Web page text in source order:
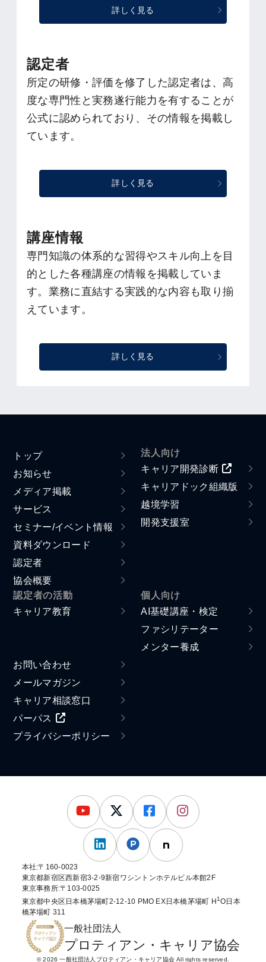
詳しく見る
認定者
所定の研修・評価を修了した認定者は、高
度な専門性と実務遂行能力を有することが
公式に認められており、その情報を掲載し
ています。
詳しく見る
講座情報
専門知識の体系的な習得やスキル向上を目
的とした各種講座の情報を掲載していま
す。業務に直結する実践的な内容も取り揃
えています。
詳しく見る
トップ
お知らせ
メディア掲載
サービス
セミナー/イベント情報
資料ダウンロード
認定者
協会概要
法人向け
キャリア開発診断
キャリアドック組織版
越境学習
開発支援室
認定者の活動
キャリア教育
個人向け
AI基礎講座・検定
ファシリテーター
メンター養成
お問い合わせ
メールマガジン
キャリア相談窓口
パーパス
プライバシーポリシー
一般社団法人
プロティアン・キャリア協会
© 2026 一般社団法人プロティアン・キャリア協会 All rights reserved.
本社:〒160-0023
東京都新宿区西新宿3-2-9新宿ワシントンホテルビル本館2F
東京事務所:〒103-0025
東京都中央区日本橋茅場町2-12-10 PMO EX日本橋茅場町 H1O日本
橋茅場町 311